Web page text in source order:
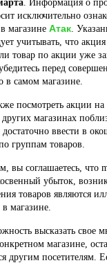
. Информация о
исключительно
магазине Атак.
учитывать, что
товар по акции уже
перед
в самом магазине.
посмотреть акции
магазинах
достаточно ввести в
группам товаров.
вы соглашаетесь, что
убыток,
товаров являются
магазине.
высказать свое
магазине,
другим